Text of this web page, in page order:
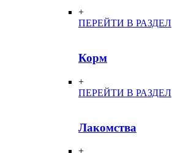
+
ПЕРЕЙТИ В РАЗДЕЛ
Корм
+
ПЕРЕЙТИ В РАЗДЕЛ
Лакомства